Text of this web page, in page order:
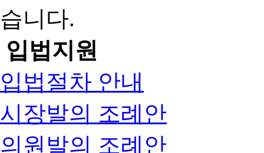
습니다.
입법지원
입법절차 안내
시장발의 조례안
의원발의 조례안